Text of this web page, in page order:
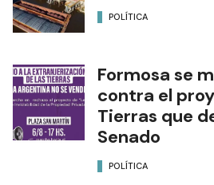
POLÍTICA
Formosa se
contra el
Tierras que
Senado
POLÍTICA